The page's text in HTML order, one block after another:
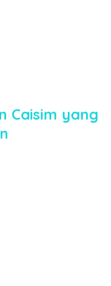
Caisim yang